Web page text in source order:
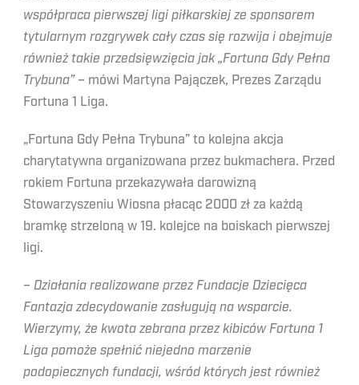
współpraca pierwszej ligi piłkarskiej ze sponsorem
tytularnym rozgrywek cały czas się rozwija i obejmuje
również takie przedsięwzięcia jak „Fortuna Gdy Pełna
Trybuna” – mówi Martyna Pajączek, Prezes Zarządu
Fortuna 1 Liga.
„Fortuna Gdy Pełna Trybuna” to kolejna akcja
charytatywna organizowana przez bukmachera. Przed
rokiem Fortuna przekazywała darowizną
Stowarzyszeniu Wiosna płacąc 2000 zł za każdą
bramkę strzeloną w 19. kolejce na boiskach pierwszej
ligi.
– Działania realizowane przez Fundacje Dziecięca
Fantazja zdecydowanie zasługują na wsparcie.
Wierzymy, że kwota zebrana przez kibiców Fortuna 1
Liga pomoże spełnić niejedno marzenie
podopiecznych fundacji, wśród których jest również